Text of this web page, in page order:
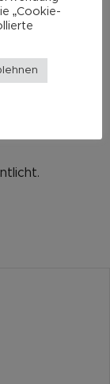
American
„Cookie-